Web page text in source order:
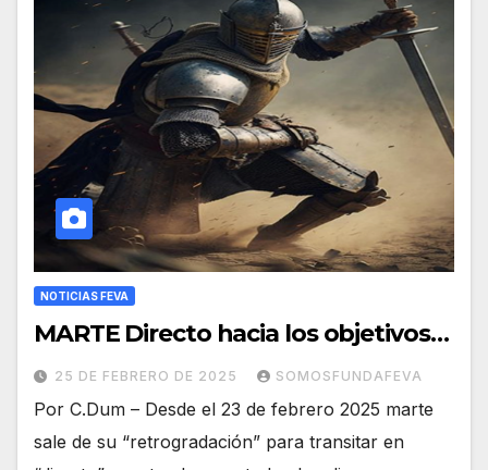
NOTICIAS FEVA
MARTE Directo hacia los objetivos…
25 DE FEBRERO DE 2025 SOMOSFUNDAFEVA
Por C.Dum – Desde el 23 de febrero 2025 marte
sale de su “retrogradación” para transitar en